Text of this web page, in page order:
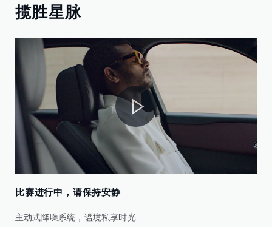
揽胜星脉
比赛进行中，请保持安静
主动式降噪系统，谧境私享时光